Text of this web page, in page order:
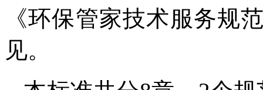
《环保管家技术服务规
见。